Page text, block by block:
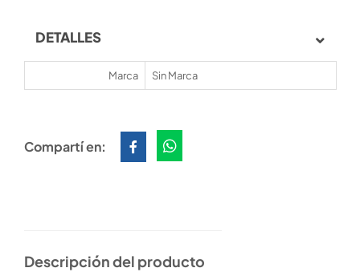
DETALLES
Marca Sin Marca
Compartí en:
Descripción del producto